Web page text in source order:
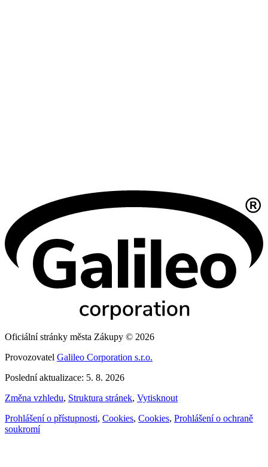
Oficiální stránky města Zákupy © 2026
Provozovatel Galileo Corporation s.r.o.
Poslední aktualizace: 5. 8. 2026
Změna vzhledu, Struktura stránek, Vytisknout
Prohlášení o přístupnosti, Cookies, Cookies, Prohlášení o ochraně
soukromí